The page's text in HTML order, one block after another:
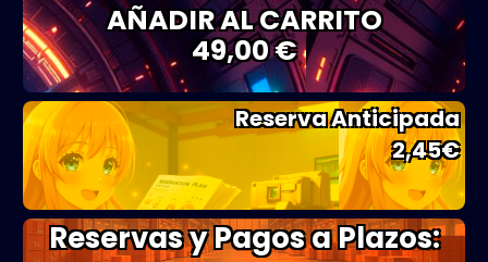
AÑADIR AL CARRITO
49,00 €
Reserva Anticipada
2,45€
Reservas y Pagos a Plazos: